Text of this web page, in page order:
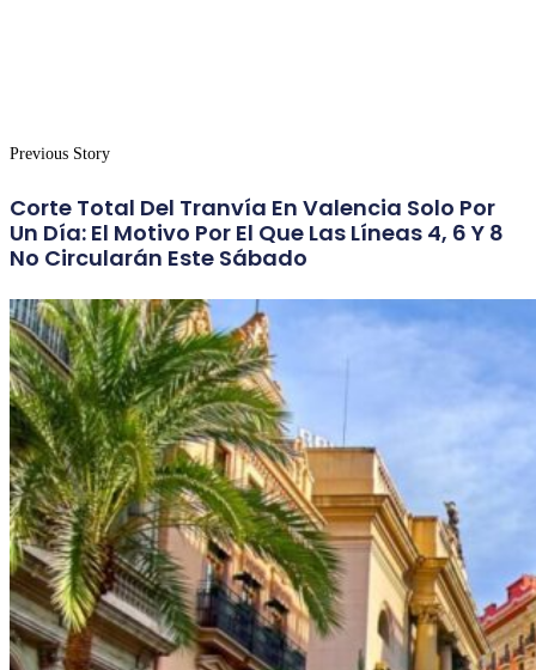
Previous Story
Corte Total Del Tranvía En Valencia Solo Por
Un Día: El Motivo Por El Que Las Líneas 4, 6 Y 8
No Circularán Este Sábado